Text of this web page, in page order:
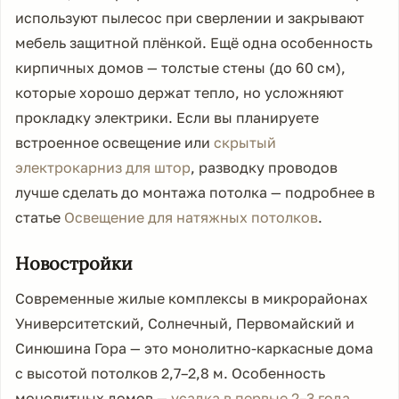
используют пылесос при сверлении и закрывают
мебель защитной плёнкой. Ещё одна особенность
кирпичных домов — толстые стены (до 60 см),
которые хорошо держат тепло, но усложняют
прокладку электрики. Если вы планируете
встроенное освещение или скрытый
электрокарниз для штор, разводку проводов
лучше сделать до монтажа потолка — подробнее в
статье Освещение для натяжных потолков.
Новостройки
Современные жилые комплексы в микрорайонах
Университетский, Солнечный, Первомайский и
Синюшина Гора — это монолитно-каркасные дома
с высотой потолков 2,7–2,8 м. Особенность